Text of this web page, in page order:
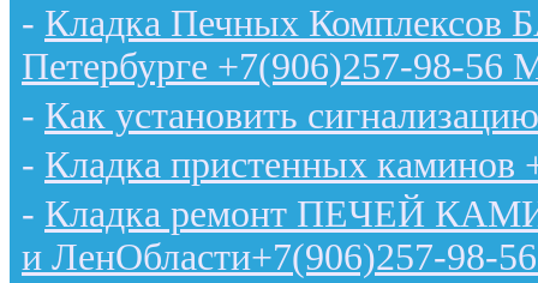
- Кладка Печных Комплексов
Петербурге +7(906)257-98-56
- Как установить
- Кладка пристенных каминов
- Кладка ремонт ПЕЧЕЙ
и ЛенОбласти+7(906)257-98-